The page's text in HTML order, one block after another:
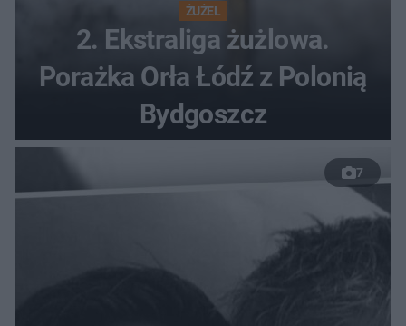
ŻUŻEL
2. Ekstraliga żużlowa.
Porażka Orła Łódź z Polonią
Bydgoszcz
7